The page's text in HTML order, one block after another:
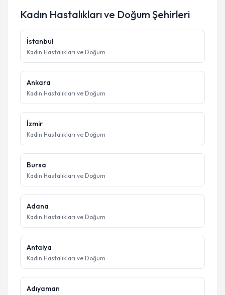
Kadın Hastalıkları ve Doğum Şehirleri
İstanbul
Kadın Hastalıkları ve Doğum
Ankara
Kadın Hastalıkları ve Doğum
İzmir
Kadın Hastalıkları ve Doğum
Bursa
Kadın Hastalıkları ve Doğum
Adana
Kadın Hastalıkları ve Doğum
Antalya
Kadın Hastalıkları ve Doğum
Adıyaman